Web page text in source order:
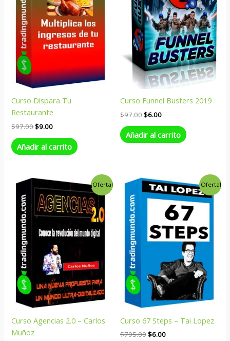
Curso Dispara Tu
Restaurante
$97.00$9.00
Añadir al carrito
Curso Funnel Busters 2019
$97.00$6.00
Añadir al carrito
¡Oferta!
Curso Agencias 2.0 – Carlos
Muñoz
El
precio
original
era:
$349.00.
El
precio
actual
es:
$6.00.
¡Oferta!
Curso 67 Steps – Tai Lopez
$795.00
El
precio
original
$795.00.
$6.00
El
precio
actual
es:
$6.00.